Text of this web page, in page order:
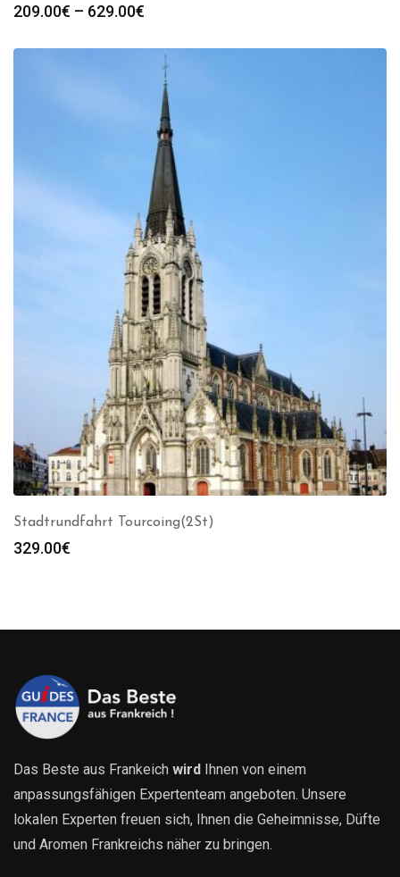
209.00€ – 629.00€
bis
629.00€
Stadtrundfahrt Tourcoing(2St)
329.00€
Das Beste aus Frankeich wird
Ihnen von einem
anpassungsfähigen Expertenteam angeboten. Unsere
lokalen Experten freuen sich, Ihnen die Geheimnisse, Düfte
und Aromen Frankreichs näher zu bringen.